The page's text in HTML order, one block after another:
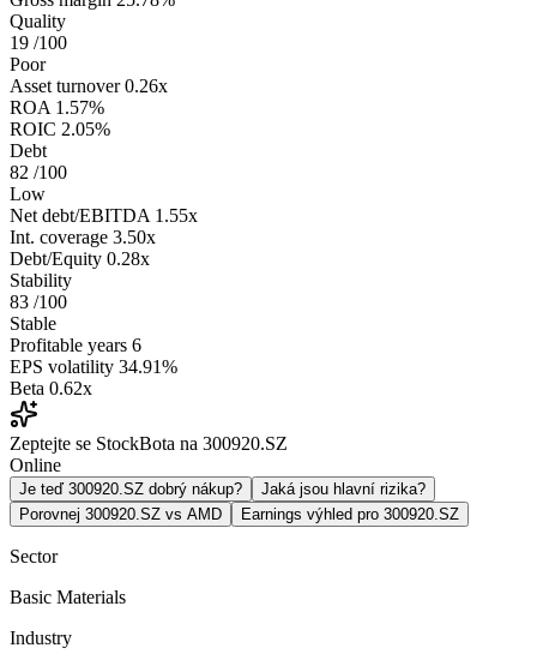
Quality
19 /100
Poor
Asset turnover 0.26x
ROA 1.57%
ROIC 2.05%
Debt
82 /100
Low
Net debt/EBITDA 1.55x
Int. coverage 3.50x
Debt/Equity 0.28x
Stability
83 /100
Stable
Profitable years 6
EPS volatility 34.91%
Beta 0.62x
Zeptejte se StockBota na 300920.SZ
Online
Je teď 300920.SZ dobrý nákup?
Jaká jsou hlavní rizika?
Porovnej 300920.SZ vs AMD
Earnings výhled pro 300920.SZ
Sector
Basic Materials
Industry